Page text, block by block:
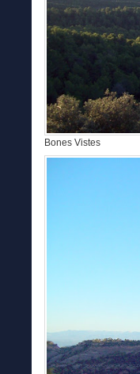
Bones Vistes